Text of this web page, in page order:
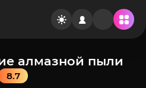
алмазной пыли
8.7